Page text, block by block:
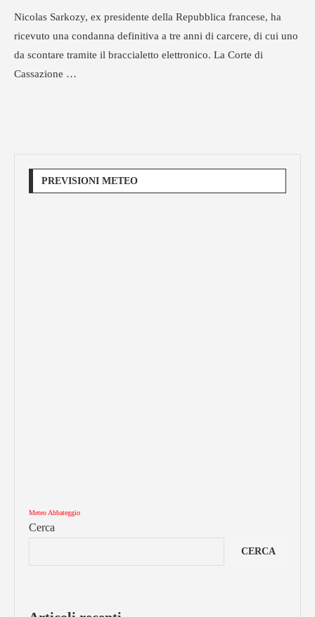
Nicolas Sarkozy, ex presidente della Repubblica francese, ha
ricevuto una condanna definitiva a tre anni di carcere, di cui uno
da scontare tramite il braccialetto elettronico. La Corte di
Cassazione …
PREVISIONI METEO
Meteo Abbateggio
Cerca
CERCA